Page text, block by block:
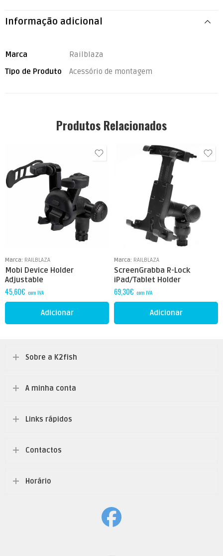
Informação adicional
Marca
Railblaza
Tipo de Produto
Acessório de montagem
Produtos Relacionados
Marca: RAILBLAZA
Mobi Device Holder
Adjustable
45,60€ com IVA
Adicionar
Marca: RAILBLAZA
ScreenGrabba R-Lock
iPad/Tablet Holder
69,30€ com IVA
Adicionar
Sobre a K2fish
A minha conta
Links rápidos
Contactos
Horário